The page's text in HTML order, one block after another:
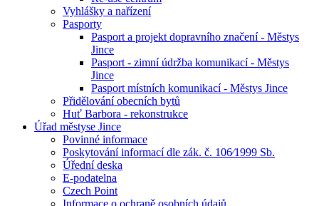
Vyhlášky a nařízení
Pasporty
Pasport a projekt dopravního značení - Městys
Jince
Pasport - zimní údržba komunikací - Městys
Jince
Pasport místních komunikací - Městys Jince
Přidělování obecních bytů
Huť Barbora - rekonstrukce
Úřad městyse Jince
Povinné informace
Poskytování informací dle zák. č. 106⁄1999 Sb.
Úřední deska
E-podatelna
Czech Point
Informace o ochraně osobních údajů